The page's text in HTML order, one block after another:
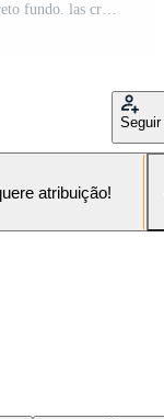
las abstrato tecnologia logotipo Projeto em Preto fundo. las criativo iniciais carta logotipo conceito. Vetor Pro e SVG Pro
Seguir
atribuição!